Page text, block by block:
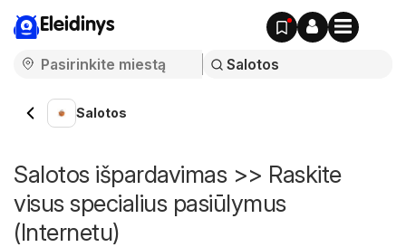
Eleidinys
Salotos
Salotos išpardavimas >> Raskite
visus specialius pasiūlymus
(Internetu)